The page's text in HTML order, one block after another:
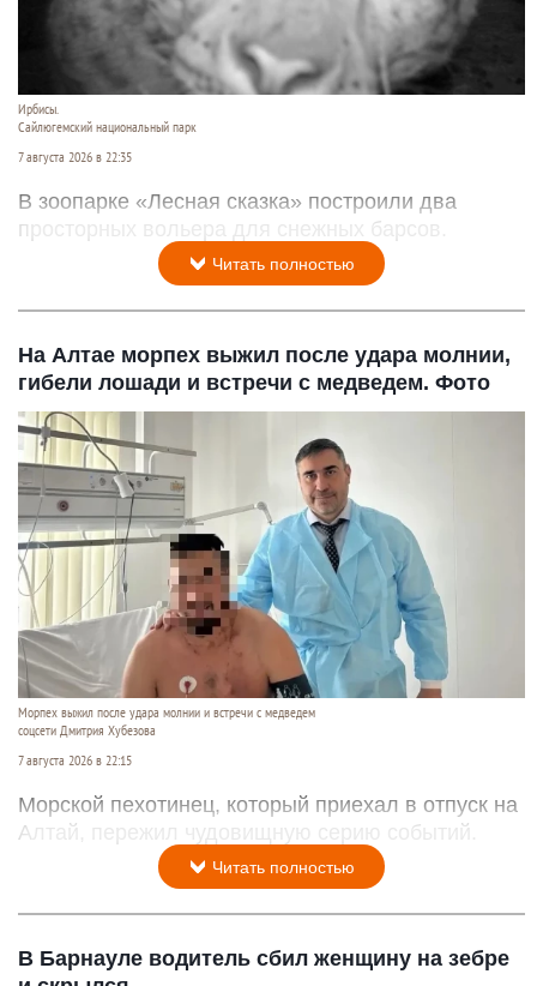
Ирбисы.
Сайлюгемский национальный парк
7 августа 2026 в 22:35
В зоопарке «Лесная сказка» построили два
просторных вольера для снежных барсов.
Читать полностью
На Алтае морпех выжил после удара молнии,
гибели лошади и встречи с медведем. Фото
Морпех выжил после удара молнии и встречи с медведем
соцсети Дмитрия Хубезова
7 августа 2026 в 22:15
Морской пехотинец, который приехал в отпуск на
Алтай, пережил чудовищную серию событий.
Читать полностью
В Барнауле водитель сбил женщину на зебре